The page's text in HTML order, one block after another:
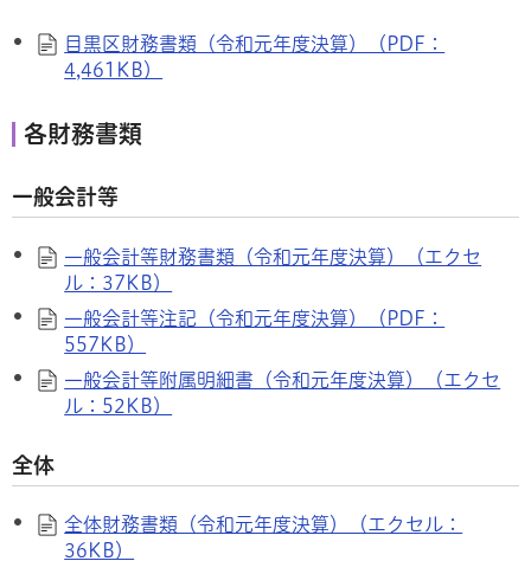
目黒区財務書類（令和元年度決算）（PDF：
4,461KB）
各財務書類
一般会計等
一般会計等財務書類（令和元年度決算）（エクセ
ル：37KB）
一般会計等注記（令和元年度決算）（PDF：
557KB）
一般会計等附属明細書（令和元年度決算）（エクセ
ル：52KB）
全体
全体財務書類（令和元年度決算）（エクセル：
36KB）